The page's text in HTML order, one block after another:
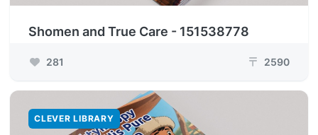
Shomen and True Care - 151538778
281 ₸ 2590
CLEVER LIBRARY